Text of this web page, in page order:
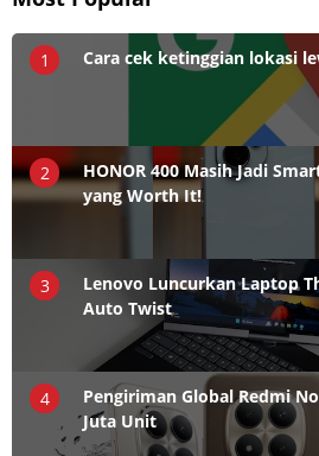
1 Cara cek ketinggian lokasi
2
HONOR 400 Masih Jadi
yang Worth It!
3
Lenovo Luncurkan Laptop
Auto Twist
4
Pengiriman Global Redmi
Juta Unit